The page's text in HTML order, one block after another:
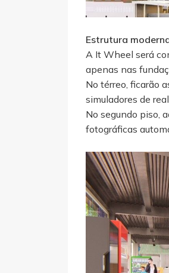
Estrutura
A It Wheel será
apenas nas
No térreo, ficarão
simuladores de
No segundo piso,
fotográficas